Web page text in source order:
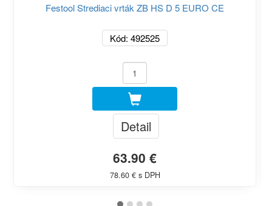
Festool Strediaci vrták ZB HS D 5 EURO CE
Kód: 492525
Detail
63.90 €
78.60 € s DPH